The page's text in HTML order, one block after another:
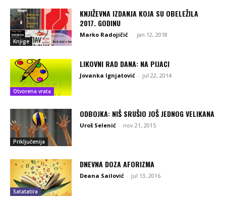
Knjige
KNJIŽEVNA IZDANJA KOJA SU OBELEŽILA
2017. GODINU
Marko Radojičić - jan 12, 2018
Otvorena vrata
LIKOVNI RAD DANA: NA PIJACI
Jovanka Ignjatović - jul 22, 2014
Priključenija
ODBOJKA: NIŠ SRUŠIO JOŠ JEDNOG VELIKANA
Uroš Selenić - nov 21, 2015
Satatatira
DNEVNA DOZA AFORIZMA
Deana Sailović - jul 13, 2016